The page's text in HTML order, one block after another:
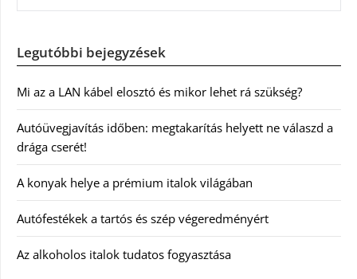
Legutóbbi bejegyzések
Mi az a LAN kábel elosztó és mikor lehet rá szükség?
Autóüvegjavítás időben: megtakarítás helyett ne válaszd a
drága cserét!
A konyak helye a prémium italok világában
Autófestékek a tartós és szép végeredményért
Az alkoholos italok tudatos fogyasztása